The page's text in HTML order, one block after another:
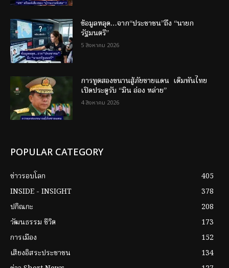
ข้อมูลหลุด…จาก“ประชาชน”ถึง “นายก
รัฐมนตรี”
5 สิงหาคม 2026
การทูตสองขนานสู้ภัยชายแดน เดิมพันไทย
เปิดประตูรับ “มิน อ่อง หล่าย”
4 สิงหาคม 2026
POPULAR CATEGORY
ข่าวรอบโลก
405
INSIDE - INSIGHT
378
ปกิณกะ
208
วัฒนธรรม ชีวิต
173
การเมือง
152
เสียงอิสระประชาชน
134